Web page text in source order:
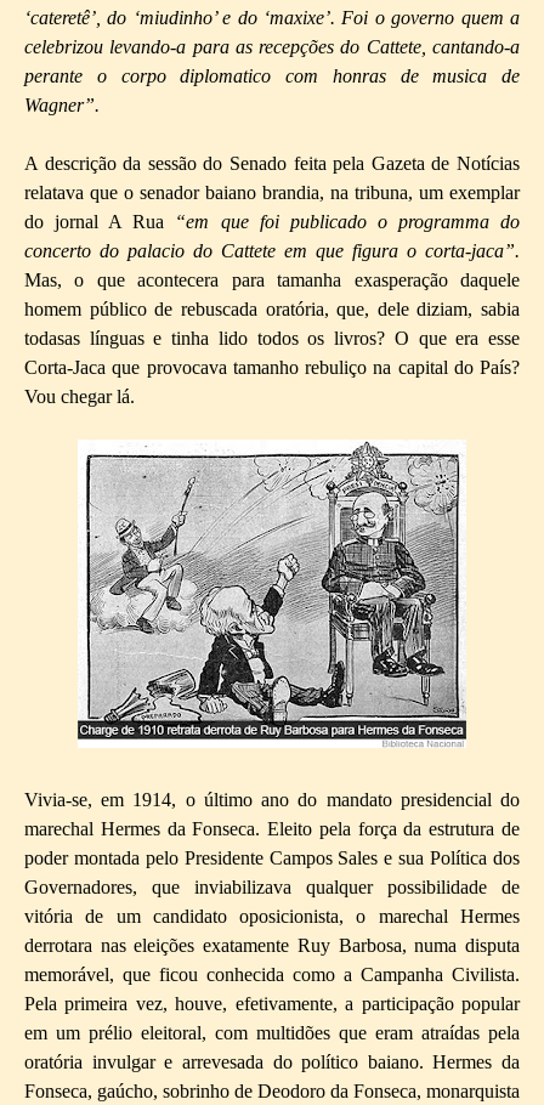
‘cateretê’, do ‘miudinho’ e do ‘maxixe’. Foi o governo quem a
celebrizou levando-a para as recepções do Cattete, cantando-a
perante o corpo diplomatico com honras de musica de
Wagner”.
A descrição da sessão do Senado feita pela Gazeta de Notícias
relatava que o senador baiano brandia, na tribuna, um exemplar
do jornal A Rua “em que foi publicado o programma do
concerto do palacio do Cattete em que figura o corta-jaca”.
Mas, o que acontecera para tamanha exasperação daquele
homem público de rebuscada oratória, que, dele diziam, sabia
todasas línguas e tinha lido todos os livros? O que era esse
Corta-Jaca que provocava tamanho rebuliço na capital do País?
Vou chegar lá.
Vivia-se, em 1914, o último ano do mandato presidencial do
marechal Hermes da Fonseca. Eleito pela força da estrutura de
poder montada pelo Presidente Campos Sales e sua Política dos
Governadores, que inviabilizava qualquer possibilidade de
vitória de um candidato oposicionista, o marechal Hermes
derrotara nas eleições exatamente Ruy Barbosa, numa disputa
memorável, que ficou conhecida como a Campanha Civilista.
Pela primeira vez, houve, efetivamente, a participação popular
em um prélio eleitoral, com multidões que eram atraídas pela
oratória invulgar e arrevesada do político baiano. Hermes da
Fonseca, gaúcho, sobrinho de Deodoro da Fonseca, monarquista